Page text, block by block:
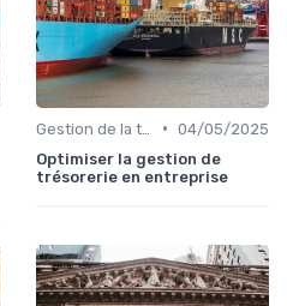
• 04/05/2025
Optimiser la gestion de
trésorerie en entreprise